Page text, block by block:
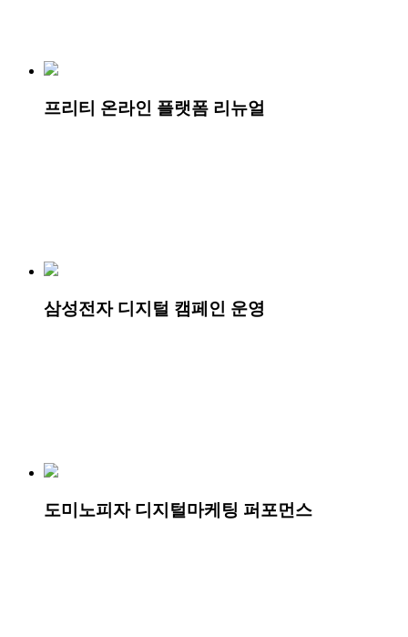
프리티 온라인 플랫폼 리뉴얼
삼성전자 디지털 캠페인 운영
도미노피자 디지털마케팅 퍼포먼스